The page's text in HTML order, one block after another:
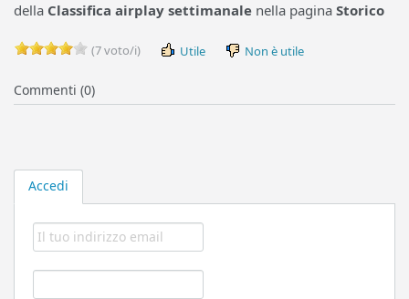
Accedi
della Classifica airplay settimanale nella pagina Storico
(7 voto/i) Utile Non è utile
Commenti (0)